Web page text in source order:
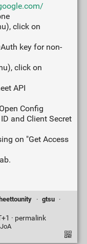
click on
key for non-
click on
API
Config
and Client Secret
on "Get Access
· gtsu
·
· permalink